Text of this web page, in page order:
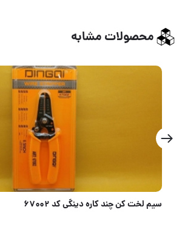
محصولات مشابه